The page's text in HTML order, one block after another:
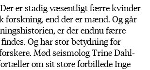
Der er stadig væsentligt færre kvinder
forskning, end der er mænd. Og går
er der endnu færre
Og har stor betydning for
Mød seismolog Trine Dahl-
om sit store forbillede Inge